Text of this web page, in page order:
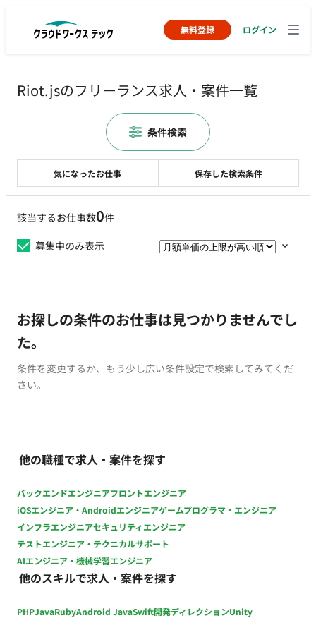
無料登録 ログイン
Riot.jsのフリーランス求人・案件一覧
該当するお仕事数0件
募集中のみ表示
お探しの条件のお仕事は見つかりませんでし
た。
条件を変更するか、もう少し広い条件設定で検索してみてくだ
さい。
他の職種で求人・案件を探す
バックエンドエンジニアフロントエンジニア
iOSエンジニア・Androidエンジニアゲームプログラマ・エンジニア
インフラエンジニアセキュリティエンジニア
テストエンジニア・テクニカルサポート
AIエンジニア・機械学習エンジニア
他のスキルで求人・案件を探す
PHPJavaRubyAndroid JavaSwift開発ディレクションUnity
気になったお仕事 保存した検索条件
条件検索